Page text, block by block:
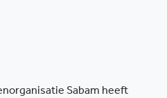
Sabam heeft